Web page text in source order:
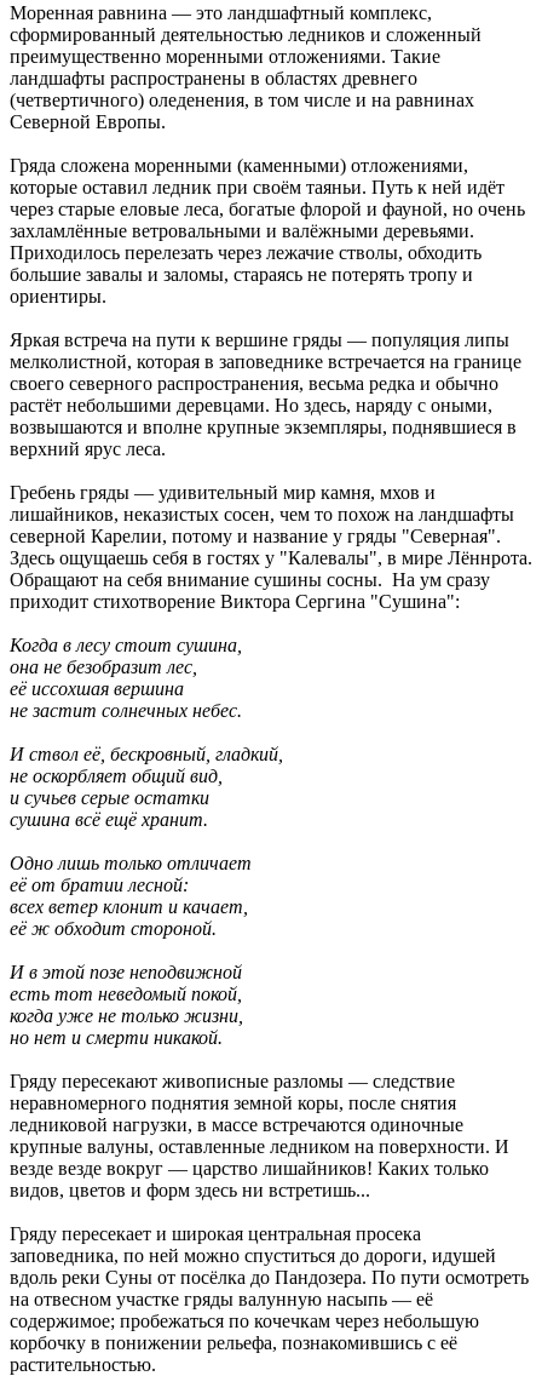
Моренная равнина — это ландшафтный комплекс,
сформированный деятельностью ледников и сложенный
преимущественно моренными отложениями. Такие
ландшафты распространены в областях древнего
(четвертичного) оледенения, в том числе и на равнинах
Северной Европы.
Гряда сложена моренными (каменными) отложениями,
которые оставил ледник при своём таяньи. Путь к ней идёт
через старые еловые леса, богатые флорой и фауной, но очень
захламлённые ветровальными и валёжными деревьями.
Приходилось перелезать через лежачие стволы, обходить
большие завалы и заломы, стараясь не потерять тропу и
ориентиры.
Яркая встреча на пути к вершине гряды — популяция липы
мелколистной, которая в заповеднике встречается на границе
своего северного распространения, весьма редка и обычно
растёт небольшими деревцами. Но здесь, наряду с оными,
возвышаются и вполне крупные экземпляры, поднявшиеся в
верхний ярус леса.
Гребень гряды — удивительный мир камня, мхов и
лишайников, неказистых сосен, чем то похож на ландшафты
северной Карелии, потому и название у гряды "Северная".
Здесь ощущаешь себя в гостях у "Калевалы", в мире Лённрота.
Обращают на себя внимание сушины сосны. На ум сразу
приходит стихотворение Виктора Сергина "Сушина":
Когда в лесу стоит сушина,
она не безобразит лес,
её иссохшая вершина
не застит солнечных небес.
И ствол её, бескровный, гладкий,
не оскорбляет общий вид,
и сучьев серые остатки
сушина всё ещё хранит.
Одно лишь только отличает
её от братии лесной:
всех ветер клонит и качает,
её ж обходит стороной.
И в этой позе неподвижной
есть тот неведомый покой,
когда уже не только жизни,
но нет и смерти никакой.
Гряду пересекают живописные разломы — следствие
неравномерного поднятия земной коры, после снятия
ледниковой нагрузки, в массе встречаются одиночные
крупные валуны, оставленные ледником на поверхности. И
везде везде вокруг — царство лишайников! Каких только
видов, цветов и форм здесь ни встретишь...
Гряду пересекает и широкая центральная просека
заповедника, по ней можно спуститься до дороги, идушей
вдоль реки Суны от посёлка до Пандозера. По пути осмотреть
на отвесном участке гряды валунную насыпь — её
содержимое; пробежаться по кочечкам через небольшую
корбочку в понижении рельефа, познакомившись с её
растительностью.